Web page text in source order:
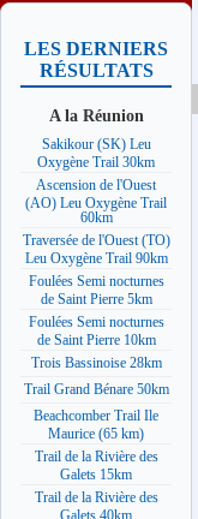
LES DERNIERS
RÉSULTATS
A la Réunion
Sakikour (SK) Leu
Oxygène Trail 30km
Ascension de l'Ouest
(AO) Leu Oxygène Trail
60km
Traversée de l'Ouest (TO)
Leu Oxygène Trail 90km
Foulées Semi nocturnes
de Saint Pierre 5km
Foulées Semi nocturnes
de Saint Pierre 10km
Trois Bassinoise 28km
Trail Grand Bénare 50km
Beachcomber Trail Ile
Maurice (65 km)
Trail de la Rivière des
Galets 15km
Trail de la Rivière des
Galets 40km